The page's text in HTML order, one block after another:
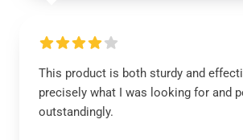
This product is both sturdy and
precisely what I was looking for and
outstandingly.